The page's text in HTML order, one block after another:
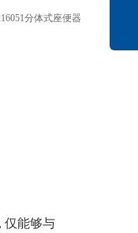
分体式座便器
仅能够与